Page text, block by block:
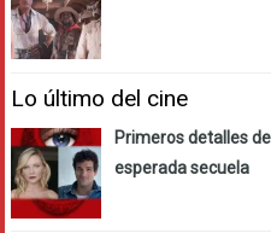
Lo último del cine
Primeros detalles
esperada secuela